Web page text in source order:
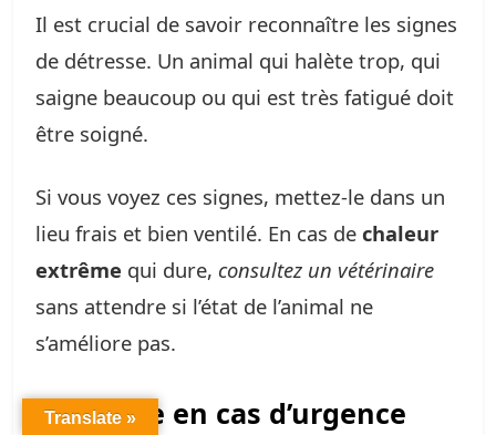
Il est crucial de savoir reconnaître les signes
de détresse. Un animal qui halète trop, qui
saigne beaucoup ou qui est très fatigué doit
être soigné.
Si vous voyez ces signes, mettez-le dans un
lieu frais et bien ventilé. En cas de chaleur
extrême qui dure, consultez un vétérinaire
sans attendre si l’état de l’animal ne
s’améliore pas.
Que faire en cas d’urgence
Translate »